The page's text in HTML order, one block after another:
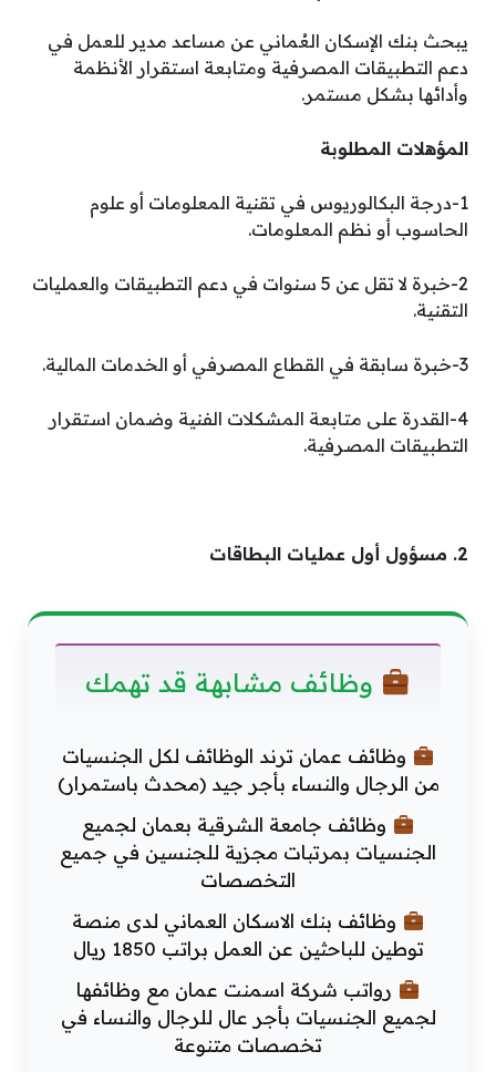
يبحث بنك الإسكان العُماني عن مساعد مدير للعمل في
دعم التطبيقات المصرفية ومتابعة استقرار الأنظمة
وأدائها بشكل مستمر.
المؤهلات المطلوبة
1-درجة البكالوريوس في تقنية المعلومات أو علوم
الحاسوب أو نظم المعلومات.
2-خبرة لا تقل عن 5 سنوات في دعم التطبيقات والعمليات
التقنية.
3-خبرة سابقة في القطاع المصرفي أو الخدمات المالية.
4-القدرة على متابعة المشكلات الفنية وضمان استقرار
التطبيقات المصرفية.
2. مسؤول أول عمليات البطاقات
وظائف مشابهة قد تهمك
وظائف عمان ترند الوظائف لكل الجنسيات
من الرجال والنساء بأجر جيد (محدث باستمرار)
وظائف جامعة الشرقية بعمان لجميع
الجنسيات بمرتبات مجزية للجنسين في جميع
التخصصات
وظائف بنك الاسكان العماني لدى منصة
توطين للباحثين عن العمل براتب 1850 ريال
رواتب شركة اسمنت عمان مع وظائفها
لجميع الجنسيات بأجر عال للرجال والنساء في
تخصصات متنوعة